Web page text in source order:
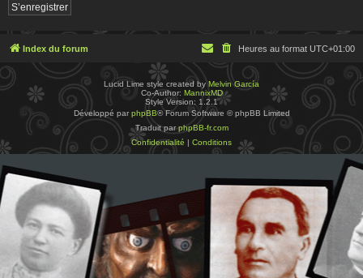
S’enregistrer
Index du forum Heures au format UTC+01:00
Lucid Lime style created byMelvin García
Co-Author: MannixMD
Style Version: 1.2.1
Développé par phpBB® Forum Software © phpBB Limited
Traduit parphpBB-fr.com
Confidentialité | Conditions